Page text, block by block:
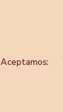
Aceptamos: